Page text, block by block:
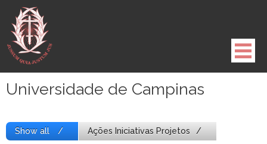
para
conteúdo
Universidade de Campinas
Show all Ações Iniciativas Projetos